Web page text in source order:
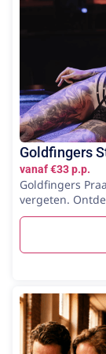
Goldfingers
vanaf €33 p.p.
Goldfingers
vergeten.